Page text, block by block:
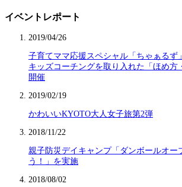
イベントレポート
2019/04/26
子育てママ応援スペシャル「ちゃぁるず
キッズコーチングを取り入れた「ほめ方
開催
2019/02/19
かわいいKYOTO大人女子旅第2弾
2018/11/22
親子防災デイキャンプ「ダンボールオー
う！」を実施
2018/08/02